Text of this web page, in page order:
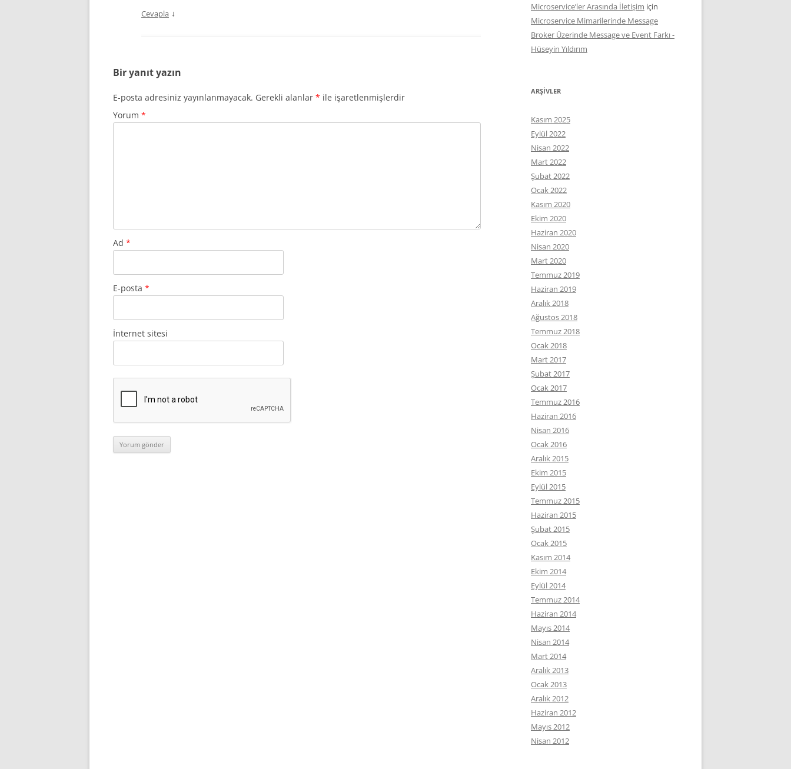
Cevapla ↓
Bir yanıt yazın
E-posta adresiniz yayınlanmayacak. Gerekli alanlar * ile işaretlenmişlerdir
Yorum *
Ad *
E-posta *
İnternet sitesi
Microservice’ler Arasında İletişim için
Microservice Mimarilerinde Message
Broker Üzerinde Message ve Event Farkı -
Hüseyin Yıldırım
ARŞIVLER
Kasım 2025
Eylül 2022
Nisan 2022
Mart 2022
Şubat 2022
Ocak 2022
Kasım 2020
Ekim 2020
Haziran 2020
Nisan 2020
Mart 2020
Temmuz 2019
Haziran 2019
Aralık 2018
Ağustos 2018
Temmuz 2018
Ocak 2018
Mart 2017
Şubat 2017
Ocak 2017
Temmuz 2016
Haziran 2016
Nisan 2016
Ocak 2016
Aralık 2015
Ekim 2015
Eylül 2015
Temmuz 2015
Haziran 2015
Şubat 2015
Ocak 2015
Kasım 2014
Ekim 2014
Eylül 2014
Temmuz 2014
Haziran 2014
Mayıs 2014
Nisan 2014
Mart 2014
Aralık 2013
Ocak 2013
Aralık 2012
Haziran 2012
Mayıs 2012
Nisan 2012